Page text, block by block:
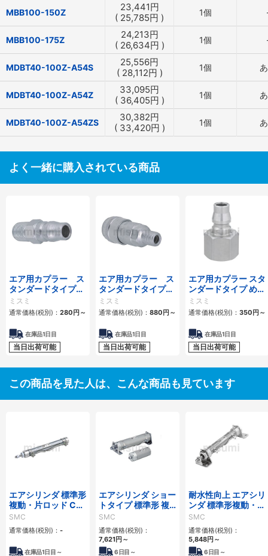
MBB100-150Z 23,441円
( 25,785円 ) 1個
MBB100-175Z 24,213円
( 26,634円 ) 1個
MDBT40-100Z-A54S 25,556円
( 28,112円 ) 1個
MDBT40-100Z-A54Z 33,095円
( 36,405円 ) 1個
MDBT40-100Z-A54ZS 30,382円
( 33,420円 ) 1個
よく一緒に購入されている商品
エア用カプラー ス
タンダードタイプ
おねじプラグ
ミスミ
通常価格(税別)： 280 円 ～
在庫品1日目
当日出荷可能
エア用カプラー ス
タンダードタイプ
おねじソケット
ミスミ
通常価格(税別)： 880 円 ～
在庫品1日目
当日出荷可能
エア用カプラー スタ
ンダードタイプ めね
じプラグ
ミスミ
通常価格(税別)： 350 円 ～
在庫品1日目
当日出荷可能
この商品を見た人は、こんな商品も見ています
エアシリンダ 標準形
複動・片ロッド CJ2
シリーズ
SMC
通常価格(税別)： -
在庫品1日目～
エアシリンダ ショー
トタイプ 標準形 複
動・片ロッド CG3
シリーズ
SMC
通常価格(税別)：
7,621円 ～
6日目～
耐水性向上 エアシリ
ンダ 標準形複動・片
ロッド CM2シリー
ズ
SMC
通常価格(税別)：
5,848円 ～
6日目～